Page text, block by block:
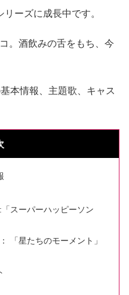
リーズに成長中です。
。酒飲みの舌をもち、今
本情報、主題歌、キャス
スーパーハッピーソン
「星たちのモーメント」